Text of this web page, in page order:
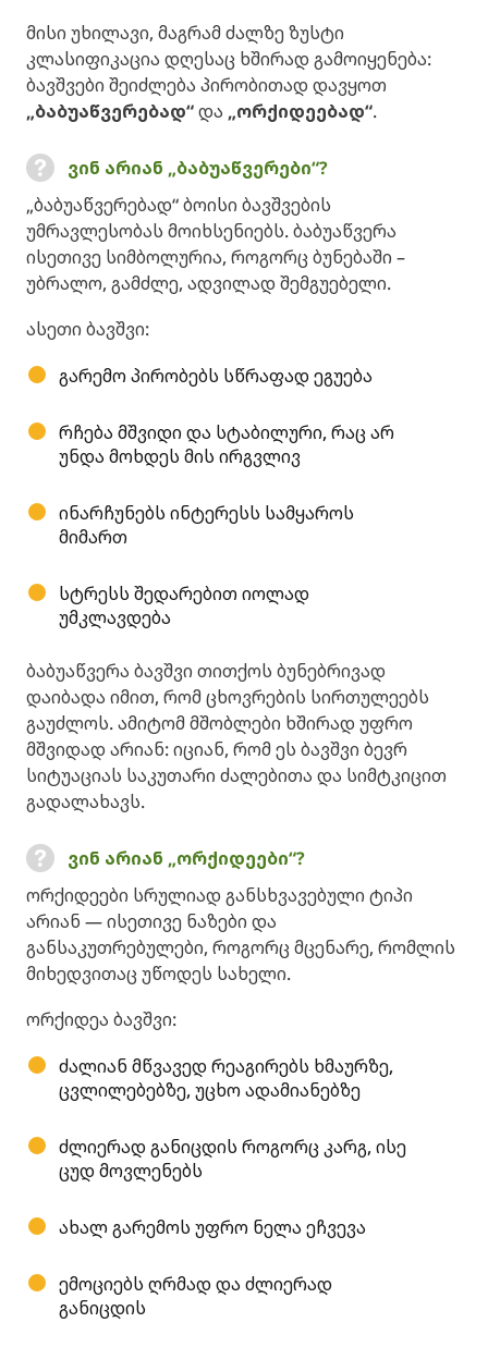
მისი უხილავი, მაგრამ ძალზე ზუსტი
კლასიფიკაცია დღესაც ხშირად გამოიყენება:
ბავშვები შეიძლება პირობითად დავყოთ
„ბაბუაწვერებად“და „ორქიდეებად“.
ვინ არიან „ბაბუაწვერები“?
„ბაბუაწვერებად“ ბოისი ბავშვების
უმრავლესობას მოიხსენიებს. ბაბუაწვერა
ისეთივე სიმბოლურია, როგორც ბუნებაში –
უბრალო, გამძლე, ადვილად შემგუებელი.
ასეთი ბავშვი:
გარემო პირობებს სწრაფად ეგუება
რჩება მშვიდი და სტაბილური, რაც არ
უნდა მოხდეს მის ირგვლივ
ინარჩუნებს ინტერესს სამყაროს
მიმართ
სტრესს შედარებით იოლად
უმკლავდება
ბაბუაწვერა ბავშვი თითქოს ბუნებრივად
დაიბადა იმით, რომ ცხოვრების სირთულეებს
გაუძლოს. ამიტომ მშობლები ხშირად უფრო
მშვიდად არიან: იციან, რომ ეს ბავშვი ბევრ
სიტუაციას საკუთარი ძალებითა და სიმტკიცით
გადალახავს.
ვინ არიან „ორქიდეები“?
ორქიდეები სრულიად განსხვავებული ტიპი
არიან — ისეთივე ნაზები და
განსაკუთრებულები, როგორც მცენარე, რომლის
მიხედვითაც უწოდეს სახელი.
ორქიდეა ბავშვი:
ძალიან მწვავედ რეაგირებს ხმაურზე,
ცვლილებებზე, უცხო ადამიანებზე
ძლიერად განიცდის როგორც კარგ, ისე
ცუდ მოვლენებს
ახალ გარემოს უფრო ნელა ეჩვევა
ემოციებს ღრმად და ძლიერად
განიცდის